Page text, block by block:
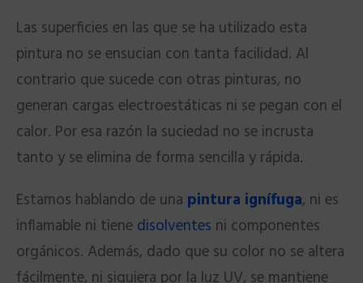
Las superficies en las que se ha utilizado esta
pintura no se ensucian con tanta facilidad. Al
contrario que sucede con otras pinturas, no
generan cargas electroestáticas ni se pegan con el
calor. Por esa razón la suciedad no se incrusta
tanto y se elimina de forma sencilla y rápida.
Estamos hablando de una pintura ignífuga, ni es
inflamable ni tiene disolventes ni componentes
orgánicos. Además, dado que su color no se altera